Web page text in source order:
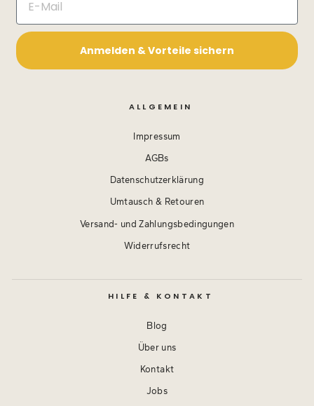
Anmelden & Vorteile sichern
ALLGEMEIN
Impressum
AGBs
Datenschutzerklärung
Umtausch & Retouren
Versand- und Zahlungsbedingungen
Widerrufsrecht
HILFE & KONTAKT
Blog
Über uns
Kontakt
Jobs